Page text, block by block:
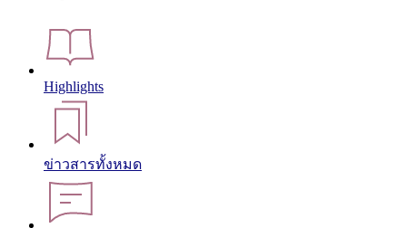
Highlights
ข่าวสารทั้งหมด